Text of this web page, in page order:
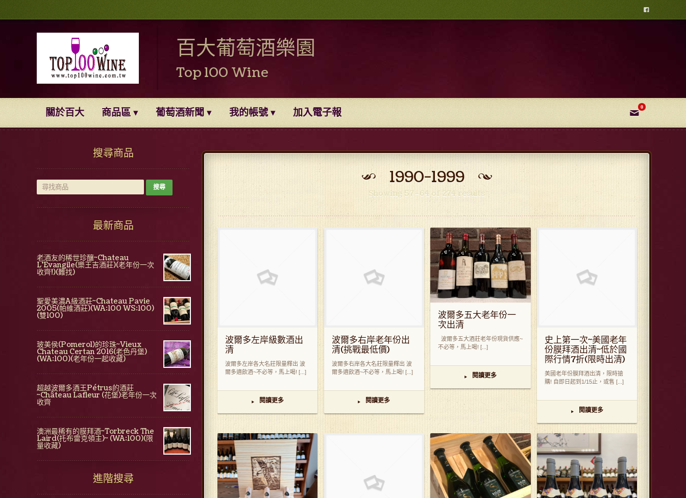

百大葡萄酒樂園
Top 100 Wine
✉
0
關於百大 商品區 葡萄酒新聞 我的帳號 加入電子報
搜尋商品
最新商品
老酒友的稀世珍釀~Chateau
L'Evangile(樂王吉酒莊)(老年份一次
收齊!)(難找)
聖愛美濃A級酒莊~Chateau Pavie
2005(帕維酒莊)(WA:100 WS:100)
(雙100)
玻美侯(Pomerol)的珍珠~Vieux
Chateau Certan 2016(老色丹堡)
(WA:100)(老年份一起收藏)
超越波爾多酒王Pétrus的酒莊
~Château Lafleur (花堡)老年份一次
收齊
澳洲最稀有的膜拜酒~Torbreck The
Laird(托布雷克領主)~ (WA:100)(限
量收藏)
進階搜尋
1990-1999
Showing 57–64 of 274 results
波爾多左岸級數酒出
清
波爾多左岸各大名莊限量釋出 波
爾多適飲酒~不必等，馬上喝! [...]
▸ 閱讀更多
波爾多右岸老年份出
清(挑戰最低價)
波爾多右岸各大名莊限量釋出 波
爾多適飲酒~不必等，馬上喝! [...]
▸ 閱讀更多
波爾多五大老年份一
次出清
波爾多五大酒莊老年份現貨供應~
不必等，馬上喝! [...]
▸ 閱讀更多
史上第一次~美國老年
份膜拜酒出清~低於國
際行情7折(限時出清)
美國老年份膜拜酒出清，限時搶
購! 自即日起到1/15止，或售 [...]
▸ 閱讀更多